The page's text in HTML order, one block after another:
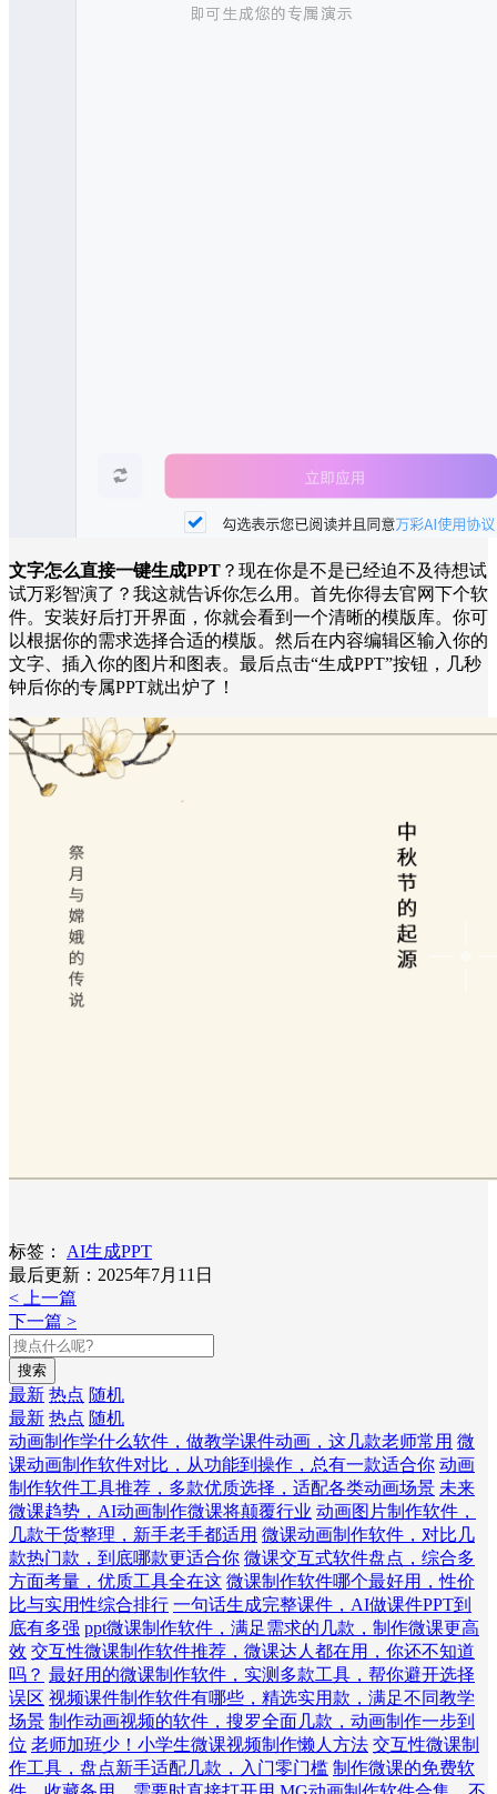
文字怎么直接一键生成PPT ？现在你是不是已经迫不及待想试
试万彩智演了？我这就告诉你怎么用。首先你得去官网下个软
件。安装好后打开界面，你就会看到一个清晰的模版库。你可
以根据你的需求选择合适的模版。然后在内容编辑区输入你的
文字、插入你的图片和图表。最后点击“生成PPT”按钮，几秒
钟后你的专属PPT就出炉了！
标签：
AI生成PPT
最后更新：2025年7月11日
< 上一篇
下一篇 >
搜索
最新 热点 随机
最新 热点 随机
动画制作学什么软件，做教学课件动画，这几款老师常用 微
课动画制作软件对比，从功能到操作，总有一款适合你 动画
制作软件工具推荐，多款优质选择，适配各类动画场景 未来
微课趋势，AI动画制作微课将颠覆行业 动画图片制作软件，
几款干货整理，新手老手都适用 微课动画制作软件，对比几
款热门款，到底哪款更适合你 微课交互式软件盘点，综合多
方面考量，优质工具全在这 微课制作软件哪个最好用，性价
比与实用性综合排行 一句话生成完整课件，AI做课件PPT到
底有多强 ppt微课制作软件，满足需求的几款，制作微课更高
效 交互性微课制作软件推荐，微课达人都在用，你还不知道
吗？ 最好用的微课制作软件，实测多款工具，帮你避开选择
误区 视频课件制作软件有哪些，精选实用款，满足不同教学
场景 制作动画视频的软件，搜罗全面几款，动画制作一步到
位 老师加班少！小学生微课视频制作懒人方法 交互性微课制
作工具，盘点新手适配几款，入门零门槛 制作微课的免费软